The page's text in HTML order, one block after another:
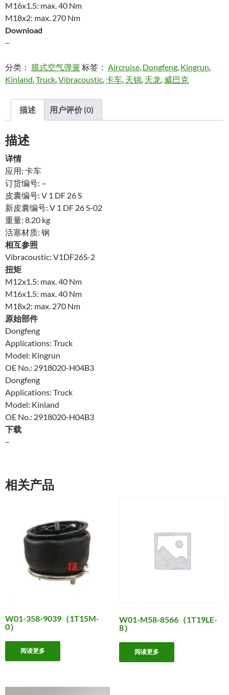
M16x1.5: max. 40 Nm
M18x2: max. 270 Nm
Download
–
分类： 膜式空气弹簧标签： Aircruise, Dongfeng, Kingrun,
Kinland,Truck,Vibracoustic,卡车, 天锦, 天龙, 威巴克
描述 用户评价 (0)
描述
详情
应用: 卡车
订货编号: –
皮囊编号: V 1 DF 26 S
新皮囊编号: V 1 DF 26 S-02
重量: 8.20 kg
活塞材质: 钢
相互参照
Vibracoustic: V1DF26S-2
扭矩
M12x1.5: max. 40 Nm
M16x1.5: max. 40 Nm
M18x2: max. 270 Nm
原始部件
Dongfeng
Applications: Truck
Model: Kingrun
OE No.: 2918020-H04B3
Dongfeng
Applications: Truck
Model: Kinland
OE No.: 2918020-H04B3
下载
–
相关产品
W01-358-9039（1T15M-
0）
阅读更多
W01-M58-8566（1T19LE-
8）
阅读更多